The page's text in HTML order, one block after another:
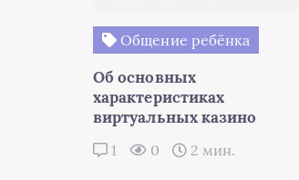
Общение ребёнка
Об основных
характеристиках
виртуальных казино
1 0 2 мин.